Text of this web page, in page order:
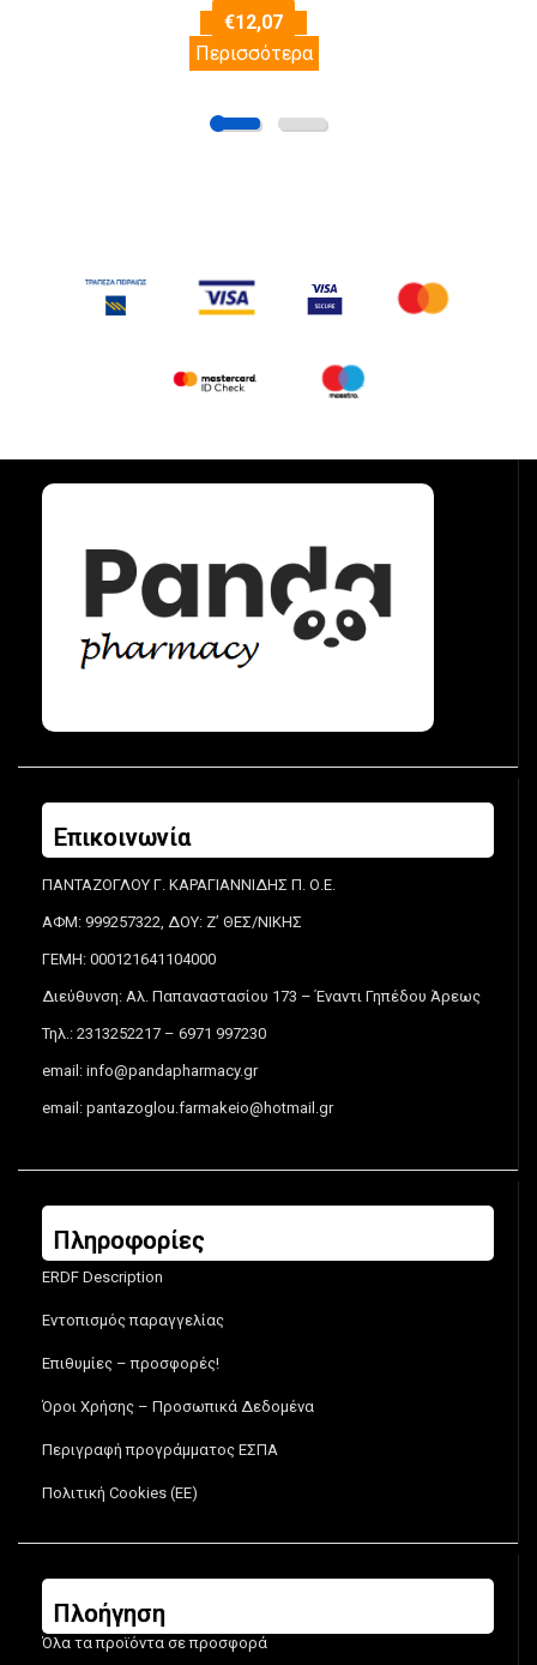
€12,07
Περισσότερα
Επικοινωνία
ΠΑΝΤΑΖΟΓΛΟΥ Γ. ΚΑΡΑΓΙΑΝΝΙΔΗΣ Π. Ο.Ε.
ΑΦΜ: 999257322, ΔΟΥ: Ζ’ ΘΕΣ/ΝΙΚΗΣ
ΓΕΜΗ: 000121641104000
Διεύθυνση: Αλ. Παπαναστασίου 173 – Έναντι Γηπέδου Άρεως
Τηλ.: 2313252217 – 6971 997230
email: info@pandapharmacy.gr
email: pantazoglou.farmakeio@hotmail.gr
Πληροφορίες
ERDF Description
Εντοπισμός παραγγελίας
Επιθυμίες – προσφορές!
Όροι Χρήσης – Προσωπικά Δεδομένα
Περιγραφή προγράμματος ΕΣΠΑ
Πολιτική Cookies (ΕΕ)
Πλοήγηση
Όλα τα προϊόντα σε προσφορά